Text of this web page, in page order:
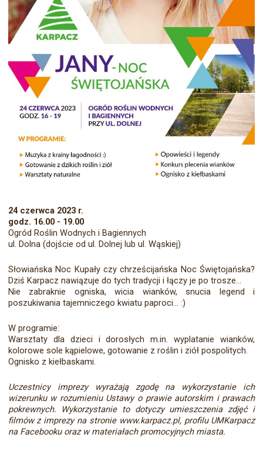
24 czerwca 2023 r.
godz. 16.00 - 19.00
Ogród Roślin Wodnych i Bagiennych
ul. Dolna (dojście od ul. Dolnej lub ul. Wąskiej)
Słowiańska Noc Kupały czy chrześcijańska Noc Świętojańska?
Dziś Karpacz nawiązuje do tych tradycji i łączy je po trosze...
Nie zabraknie ogniska, wicia wianków, snucia legend i
poszukiwania tajemniczego kwiatu paproci... :)
W programie:
Warsztaty dla dzieci i dorosłych m.in. wyplatanie wianków,
kolorowe sole kąpielowe, gotowanie z roślin i ziół pospolitych.
Ognisko z kiełbaskami.
Uczestnicy imprezy wyrażają zgodę na wykorzystanie ich
wizerunku w rozumieniu Ustawy o prawie autorskim i prawach
pokrewnych. Wykorzystanie to dotyczy umieszczenia zdjęć i
filmów z imprezy na stronie www.karpacz.pl, profilu UMKarpacz
na Facebooku oraz w materiałach promocyjnych miasta.